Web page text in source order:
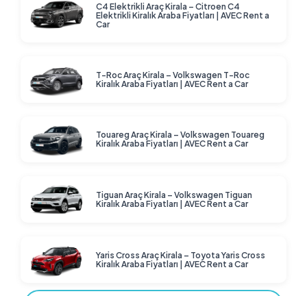
C4 Elektrikli Araç Kirala – Citroen C4
Elektrikli Kiralık Araba Fiyatları | AVEC Rent a
Car
T-Roc Araç Kirala – Volkswagen T-Roc
Kiralık Araba Fiyatları | AVEC Rent a Car
Touareg Araç Kirala – Volkswagen Touareg
Kiralık Araba Fiyatları | AVEC Rent a Car
Tiguan Araç Kirala – Volkswagen Tiguan
Kiralık Araba Fiyatları | AVEC Rent a Car
Yaris Cross Araç Kirala – Toyota Yaris Cross
Kiralık Araba Fiyatları | AVEC Rent a Car